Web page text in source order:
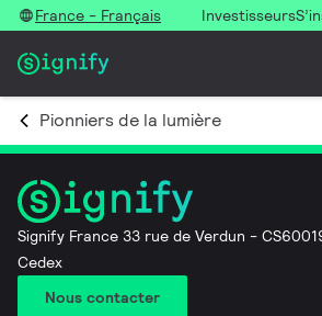
France - Français Investisseurs
Pionniers de la lumière
Signify France 33 rue de Verdun -
Cedex
Nous contacter